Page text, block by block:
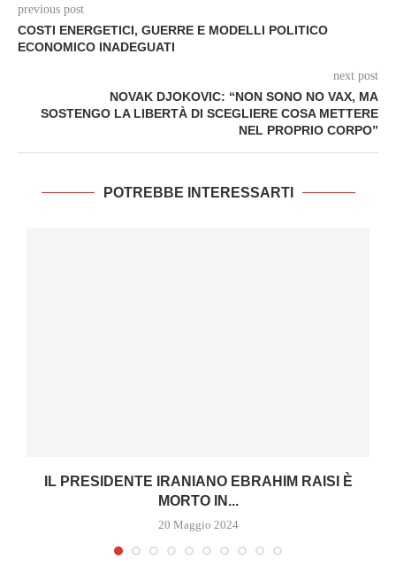
previous post
COSTI ENERGETICI, GUERRE E MODELLI POLITICO
ECONOMICO INADEGUATI
next post
NOVAK DJOKOVIC: “NON SONO NO VAX, MA
SOSTENGO LA LIBERTÀ DI SCEGLIERE COSA METTERE
NEL PROPRIO CORPO”
POTREBBE INTERESSARTI
IL PRESIDENTE IRANIANO EBRAHIM RAISI È
MORTO IN...
20 Maggio 2024